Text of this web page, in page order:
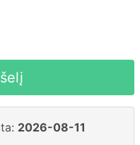
2026-08-11